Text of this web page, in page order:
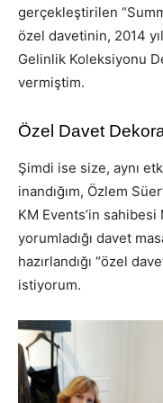
gerçekleştirilen
özel davetinin, 2014
Gelinlik Koleksiyonu
vermiştim.
Özel Davet
Şimdi ise size, aynı
inandığım, Özlem
KM Events’in sahibesi
yorumladığı davet
hazırlandığı “özel
istiyorum.